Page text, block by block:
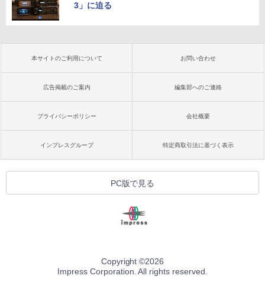
3」に迫る
本サイトのご利用について お問い合わせ
広告掲載のご案内 編集部へのご連絡
プライバシーポリシー 会社概要
インプレスグループ 特定商取引法に基づく表示
PC版で見る
Copyright ©2026
Impress Corporation. All rights reserved.